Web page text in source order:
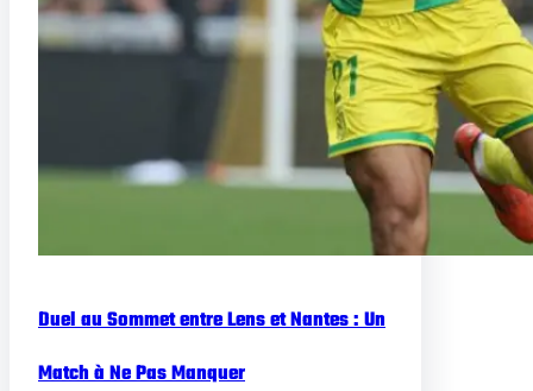
Duel au Sommet entre Lens et Nantes : Un
Match à Ne Pas Manquer